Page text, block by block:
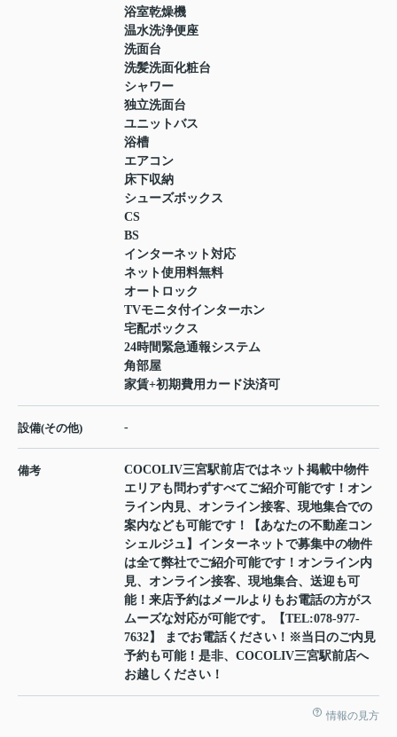
浴室乾燥機
温水洗浄便座
洗面台
洗髪洗面化粧台
シャワー
独立洗面台
ユニットバス
浴槽
エアコン
床下収納
シューズボックス
CS
BS
インターネット対応
ネット使用料無料
オートロック
TVモニタ付インターホン
宅配ボックス
24時間緊急通報システム
角部屋
家賃+初期費用カード決済可
設備(その他) -
備考
COCOLIV三宮駅前店ではネット掲載中物件
エリアも問わずすべてご紹介可能です！オン
ライン内見、オンライン接客、現地集合での
案内なども可能です！【あなたの不動産コン
シェルジュ】インターネットで募集中の物件
は全て弊社でご紹介可能です！オンライン内
見、オンライン接客、現地集合、送迎も可
能！来店予約はメールよりもお電話の方がス
ムーズな対応が可能です。【TEL:078-977-
7632】 までお電話ください！※当日のご内見
予約も可能！是非、COCOLIV三宮駅前店へ
お越しください！
情報の見方